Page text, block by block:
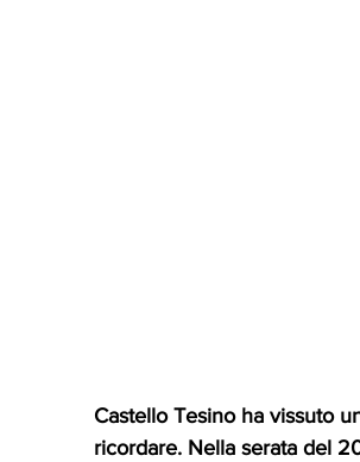
Castello Tesino ha vissuto
ricordare. Nella serata del